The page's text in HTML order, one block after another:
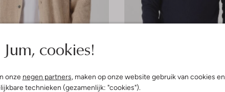
Jum, cookies!
onze negen partners, maken op onze website gebruik van cookies en
technieken (gezamenlijk: "cookies").